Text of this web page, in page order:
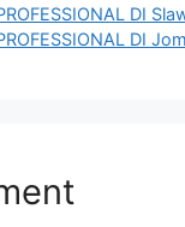
DI
DI